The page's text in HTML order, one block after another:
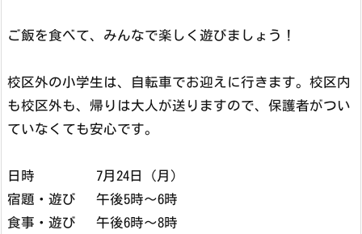
ご飯を食べて、みんなで楽しく遊びましょう！
校区外の小学生は、自転車でお迎えに行きます。校区内
も校区外も、帰りは大人が送りますので、保護者がつい
ていなくても安心です。
日時 7月24日（月）
宿題・遊び 午後5時～6時
食事・遊び 午後6時～8時